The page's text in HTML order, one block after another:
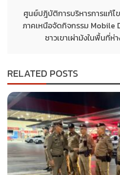
ศูนย์ปฎิบัติการบริหารการแก้
ภาคเหนือจัดกิจกรรม
ชาวเขาเผ่าม้งในพื้นที่
RELATED POSTS